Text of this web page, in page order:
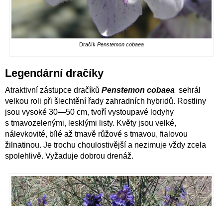
Dračík Penstemon cobaea
Legendární dračíky
Atraktivní zástupce dračíků Penstemon cobaea sehrál
velkou roli při šlechtění řady zahradních hybridů. Rostliny
jsou vysoké 30—50 cm, tvoří vystoupavé lodyhy
s tmavozelenými, lesklými listy. Květy jsou velké,
nálevkovité, bílé až tmavě růžové s tmavou, fialovou
žilnatinou. Je trochu choulostivější a nezimuje vždy zcela
spolehlivě. Vyžaduje dobrou drenáž.